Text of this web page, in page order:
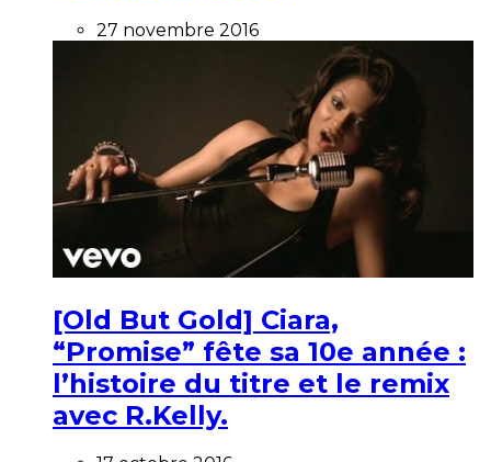
27 novembre 2016
[Old But Gold] Ciara,
“Promise” fête sa 10e année :
l’histoire du titre et le remix
avec R.Kelly.